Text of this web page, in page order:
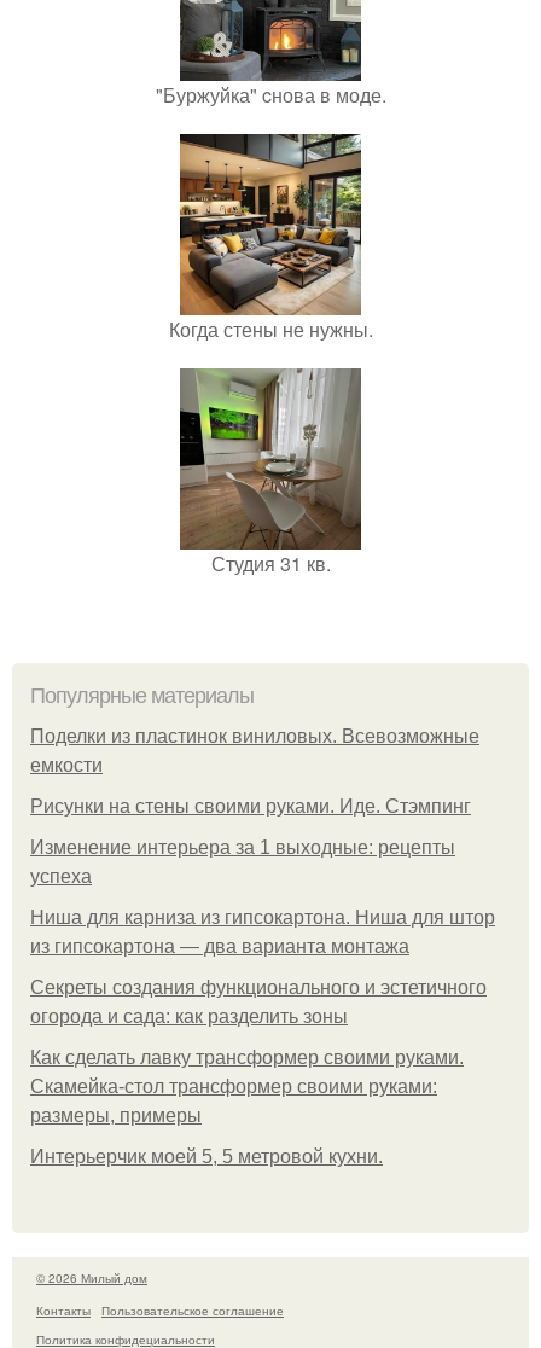
"Буржуйка" cнова в моде.
Когда стены не нужны.
Студия 31 кв.
Популярные материалы
Поделки из пластинок виниловых. Всевозможные
емкости
Рисунки на стены своими руками. Иде. Стэмпинг
Изменение интерьера за 1 выходные: рецепты
успеха
Ниша для карниза из гипсокартона. Ниша для штор
из гипсокартона — два варианта монтажа
Секреты создания функционального и эстетичного
огорода и сада: как разделить зоны
Как сделать лавку трансформер своими руками.
Скамейка-стол трансформер своими руками:
размеры, примеры
Интерьерчик моей 5, 5 метровой кухни.
© 2026 Милый дом
Контакты
Пользовательское соглашение
Политика конфидециальности